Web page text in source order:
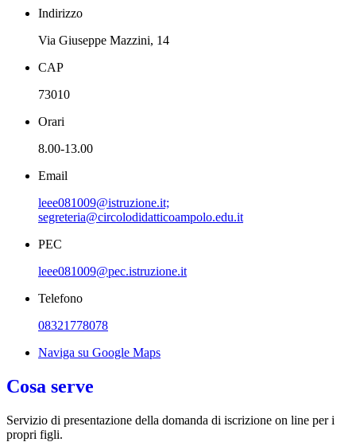
Indirizzo
Via Giuseppe Mazzini, 14
CAP
73010
Orari
8.00-13.00
Email
leee081009@istruzione.it;
segreteria@circolodidatticoampolo.edu.it
PEC
leee081009@pec.istruzione.it
Telefono
08321778078
Naviga su Google Maps
Cosa serve
Servizio di presentazione della domanda di iscrizione on line per i
propri figli.